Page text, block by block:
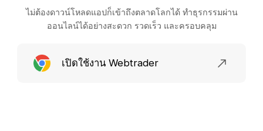
ไม่ต้องดาวน์โหลดแอปก็เข้าถึงตลาดโลกได้ ทำธุรกรรมผ่าน
ออนไลน์ได้อย่างสะดวก รวดเร็ว และครอบคลุม
เปิดใช้งาน Webtrader